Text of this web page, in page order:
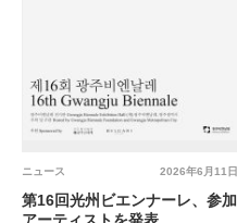
2026年6月11日
ニュース
第16回光州ビエンナーレ、参加